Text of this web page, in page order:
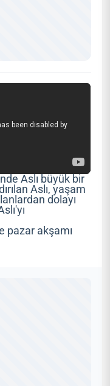
Aslı büyük bir
Aslı, yaşam
dolayı
pazar akşamı